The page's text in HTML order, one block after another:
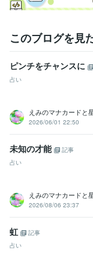
このブログを見
ピンチをチャンスに
占い
えみのマナカードと
2026/06/01 22:50
未知の才能
記事
占い
えみのマナカードと
2026/08/06 23:37
虹
記事
占い